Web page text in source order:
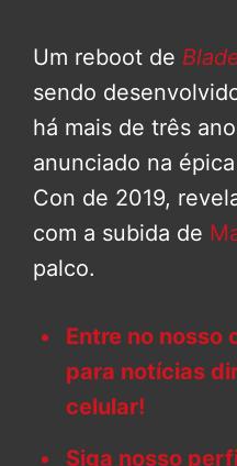
Um reboot de
sendo
há mais de três
anunciado na
Con de 2019,
com a subida de
palco.
Entre no nosso
para notícias
celular!
Siga nosso